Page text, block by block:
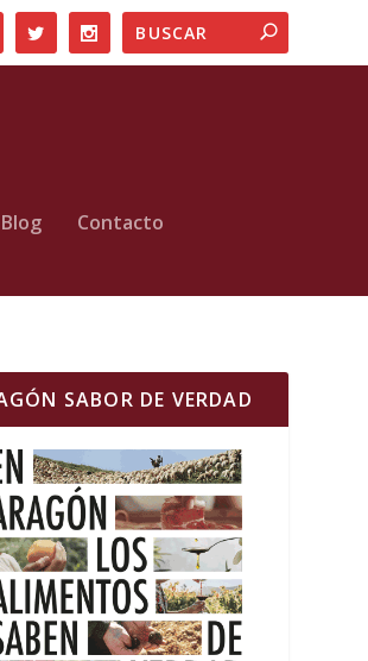
Blog Contacto
SABOR DE VERDAD